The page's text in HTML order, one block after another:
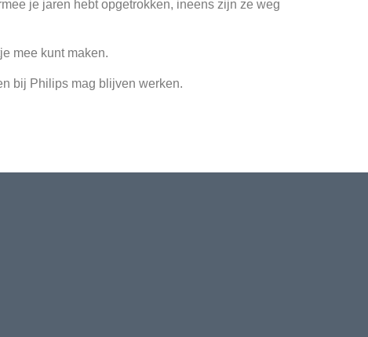
je jaren hebt opgetrokken, ineens zijn ze weg
mee kunt maken.
bij Philips mag blijven werken.